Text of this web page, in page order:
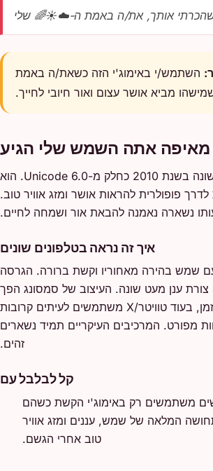
אותך, את/ה באמת ה-☁️☀️🌈 שלי
השתמש/י באימוג'י הזה כשאת/ה באמת
מביא אושר עצום ואור חיובי לחייך.
מאיפה אתה השמש שלי הגיע
אימוג'י זה הופיע לראשונה בשנת 2010 כחלק מ-Unicode 6.0. הוא
פופולרית להראות אושר ומזג אוויר טוב.
נשארה נאמנה להבאת אור ושמחה לחיים.
איך זה נראה בטלפונים שונים
שמש בהירה מאחוריו וקשת ברורה. הגרסה
ענן מעט שונה. העיצוב של סמסונג הפך
שטוח יותר עם הזמן, בעוד טוויטר/X משתמשים לעיתים קרובות
מפורט. המרכיבים העיקריים תמיד נשארים
זהים.
קל לבלבל עם
משתמשים רק באימוג'י הקשת כשהם
המלאה של שמש, עננים ומזג אוויר
טוב אחרי הגשם.